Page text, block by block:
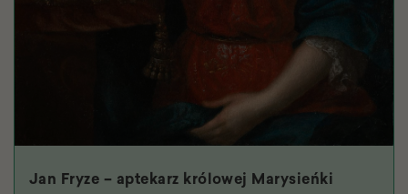
Jan Fryze – aptekarz królowej Marysieńki